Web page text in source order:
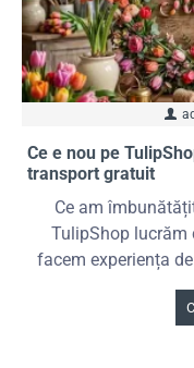
Ce e nou pe
transport gratuit
Ce am
TulipShop lucrăm
facem experiența